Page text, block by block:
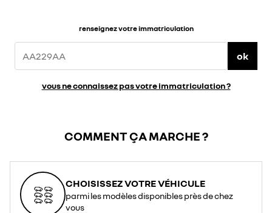
renseignez votre immatriculation
ok
vous ne connaissez pas votre immatriculation ?
COMMENT ÇA MARCHE ?
CHOISISSEZ VOTRE VÉHICULE
parmi les modèles disponibles près de chez
vous